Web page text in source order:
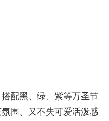
配黑、绿、紫等万圣节
围、又不失可爱活泼感